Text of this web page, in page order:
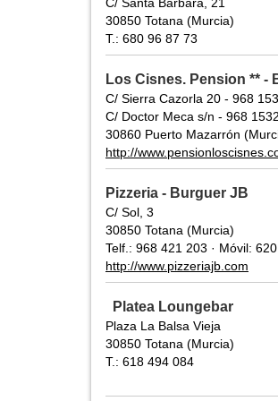
30850 Totana (Murcia)
T.: 680 96 87 73
Los Cisnes. Pension ** -
C/ Sierra Cazorla 20 - 968
C/ Doctor Meca s/n - 968
30860 Puerto Mazarrón
http://
Pizzeria - Burguer JB
C/ Sol, 3
30850 Totana (Murcia)
Telf.: 968 421 203 · Móvil:
http://www.pizzeriajb.com
Platea Loungebar
Plaza La Balsa Vieja
30850 Totana (Murcia)
T.: 618 494 084